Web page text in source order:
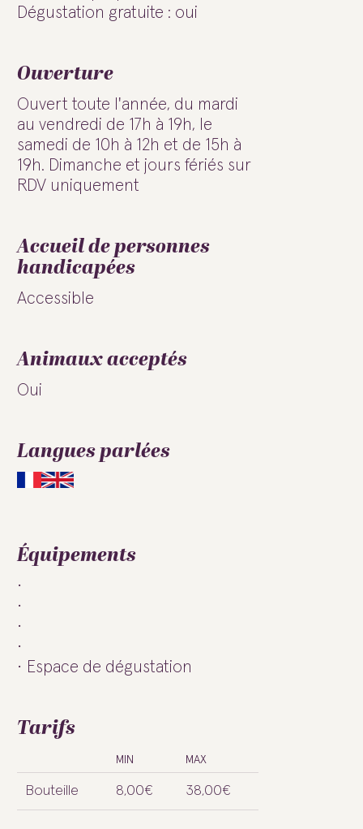
Dégustation gratuite : oui
Ouverture
Ouvert toute l'année, du mardi
au vendredi de 17h à 19h, le
samedi de 10h à 12h et de 15h à
19h. Dimanche et jours fériés sur
RDV uniquement
Accueil de personnes
handicapées
Accessible
Animaux acceptés
Oui
Langues parlées
Équipements
Espace de dégustation
Tarifs
MIN MAX
Bouteille 8,00€ 38,00€